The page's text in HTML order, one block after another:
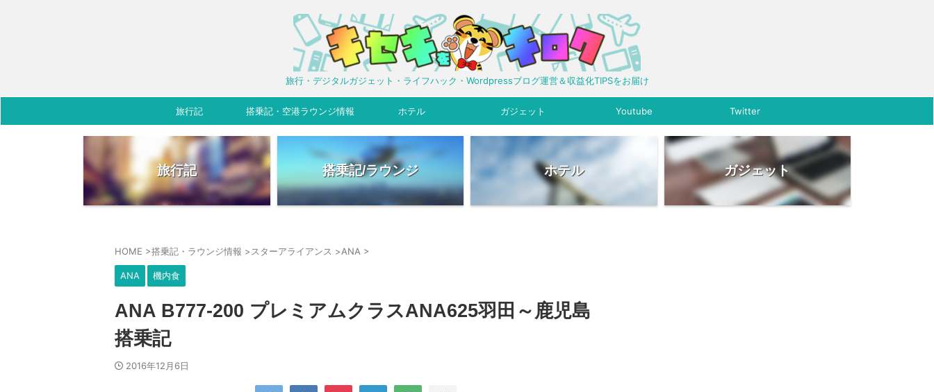
旅行・デジタルガジェット・ライフハック・Wordpressブログ運営＆収益化TIPSをお届け
旅行記 搭乗記・空港ラウンジ情報 ホテル ガジェット Youtube Twitter
旅行記 搭乗記/ラウンジ ホテル ガジェット
HOME >搭乗記・ラウンジ情報 >スターアライアンス >ANA >
ANA 機内食
ANA B777-200 プレミアムクラスANA625羽田～鹿児島
搭乗記
2016年12月6日